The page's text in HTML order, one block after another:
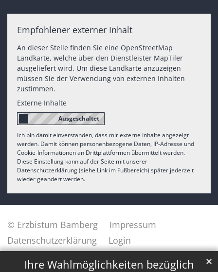
Ihre Wahlmöglichkeiten bezüglich
✕
Empfohlener externer Inhalt
An dieser Stelle finden Sie eine OpenStreetMap
Landkarte, welche über den Dienstleister MapTiler
ausgeliefert wird. Um diese Landkarte anzuzeigen
müssen Sie der Verwendung von externen Inhalten
zustimmen.
Externe Inhalte
Ich bin damit einverstanden, dass mir externe Inhalte angezeigt
werden. Damit können personenbezogene Daten, IP-Adresse und
Cookie-Informationen an Drittplattformen übermittelt werden.
Diese Einstellung kann auf der Seite mit unserer
Datenschutzerklärung (siehe Link im Fußbereich) später jederzeit
wieder geändert werden.
© Erzbistum Bamberg
Impressum
Datenschutzerklärung
Login